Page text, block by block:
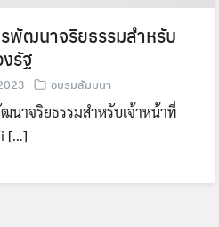
พัฒนาจริยธรรมสำหรับ
รัฐ
อบรมสัมมนา
นาจริยธรรมสำหรับเจ้าหน้าที่
[…]